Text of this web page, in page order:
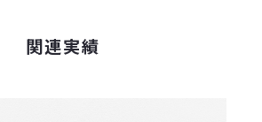
関連実績